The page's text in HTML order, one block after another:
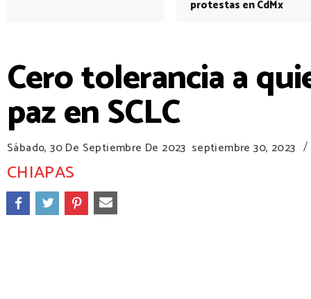
protestas en CdMx
Cero tolerancia a
paz en SCLC
Sábado, 30 De Septiembre De 2023 septiembre 30, 2023 /
CHIAPAS